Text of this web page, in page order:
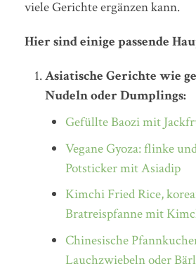
viele Gerichte ergänzen kann.
Hier sind einige passende
Asiatische Gerichte wie
Nudeln oder Dumplings:
Gefüllte Baozi mit
Vegane Gyoza: flinke
Potsticker mit Asiadip
Kimchi Fried Rice,
Bratreispfanne mit
Chinesische
Lauchzwiebeln oder